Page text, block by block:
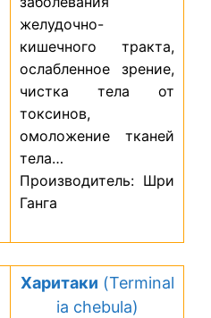
желудочно-
кишечного тракта,
ослабленное зрение,
чистка тела от
токсинов,
омоложение тканей
тела…
Производитель: Шри
Ганга
Харитаки (Terminal
ia chebula)